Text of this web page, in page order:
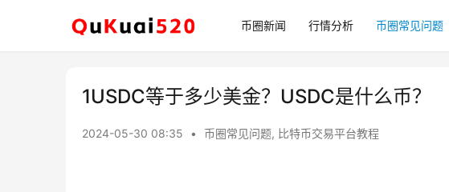
币圈新闻 行情分析 币圈常见问题
1USDC等于多少美金？USDC是什么币？
2024-05-30 08:35 • 币圈常见问题, 比特币交易平台教程